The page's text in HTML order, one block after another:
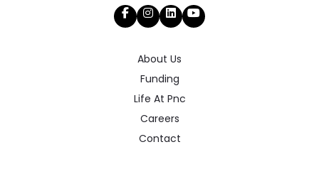
About Us
Funding
Life At Pnc
Careers
Contact